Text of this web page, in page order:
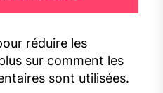
réduire les
sur comment les
sont utilisées.